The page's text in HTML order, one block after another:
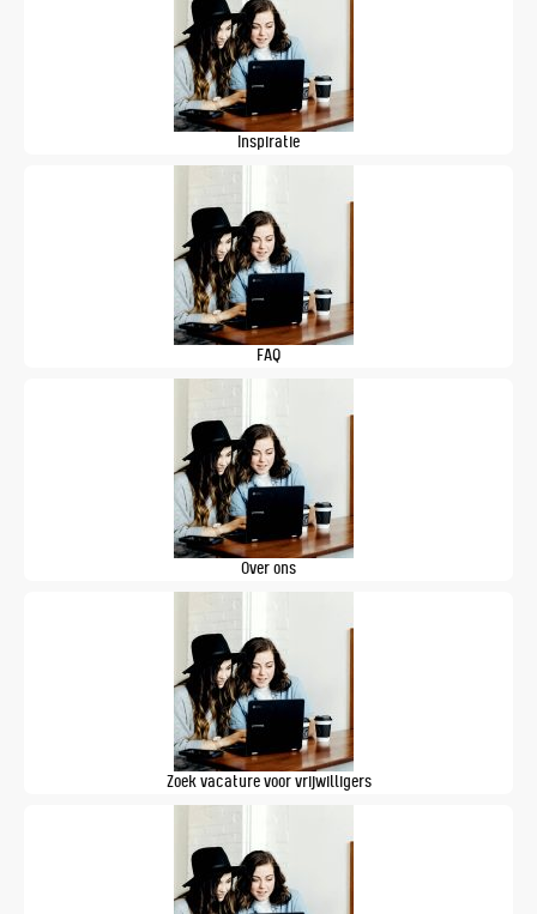
Inspiratie
FAQ
Over ons
Zoek vacature voor vrijwilligers